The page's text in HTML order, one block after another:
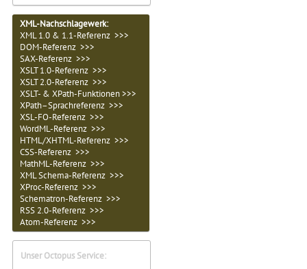
XML-Nachschlagewerk:
XML 1.0 & 1.1-Referenz >>>
DOM-Referenz >>>
SAX-Referenz >>>
XSLT 1.0-Referenz >>>
XSLT 2.0-Referenz >>>
XSLT- & XPath-Funktionen >>>
XPath–Sprachreferenz >>>
XSL-FO-Referenz >>>
WordML-Referenz >>>
HTML/XHTML-Referenz >>>
CSS-Referenz >>>
MathML-Referenz >>>
XML Schema-Referenz >>>
XProc-Referenz >>>
Schematron-Referenz >>>
RSS 2.0-Referenz >>>
Atom-Referenz >>>
Unser Octopus Service: